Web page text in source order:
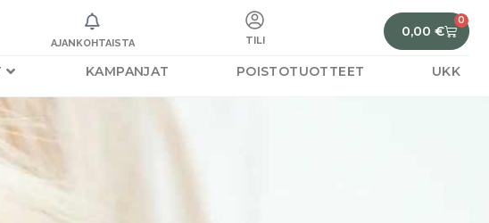
AJANKOHTAISTA TILI
0,00 €
0
KAMPANJAT POISTOTUOTTEET UKK